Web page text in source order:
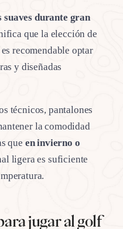
durante gran
que la elección de
recomendable optar
y diseñadas
técnicos, pantalones
la comodidad
que en invierno o
ligera es suficiente
jugar al golf